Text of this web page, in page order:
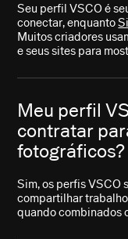
Seu perfil VSCO é
conectar, enquanto
Muitos criadores
e seus sites para
Meu perfil
contratar
fotográficos?
Sim, os perfis VSCO
compartilhar
quando combinados